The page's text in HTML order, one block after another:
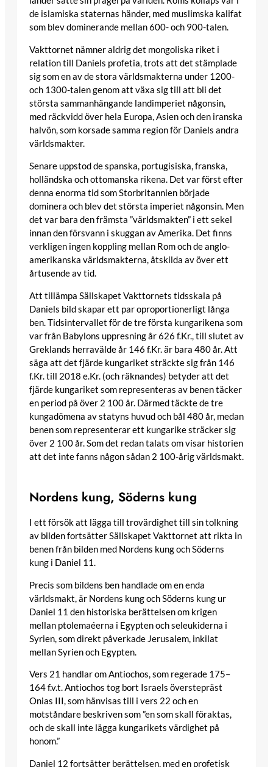
de islamiska staternas händer, med muslimska kalifat
som blev dominerande mellan 600- och 900-talen.
Vakttornet nämner aldrig det mongoliska riket i
relation till Daniels profetia, trots att det stämplade
sig som en av de stora världsmakterna under 1200-
och 1300-talen genom att växa sig till att bli det
största sammanhängande landimperiet någonsin,
med räckvidd över hela Europa, Asien och den iranska
halvön, som korsade samma region för Daniels andra
världsmakter.
Senare uppstod de spanska, portugisiska, franska,
holländska och ottomanska rikena. Det var först efter
denna enorma tid som Storbritannien började
dominera och blev det största imperiet någonsin. Men
det var bara den främsta ”världsmakten” i ett sekel
innan den försvann i skuggan av Amerika. Det finns
verkligen ingen koppling mellan Rom och de anglo-
amerikanska världsmakterna, åtskilda av över ett
årtusende av tid.
Att tillämpa Sällskapet Vakttornets tidsskala på
Daniels bild skapar ett par oproportionerligt långa
ben. Tidsintervallet för de tre första kungarikena som
var från Babylons uppresning år 626 f.Kr., till slutet av
Greklands herravälde år 146 f.Kr. är bara 480 år. Att
säga att det fjärde kungariket sträckte sig från 146
f.Kr. till 2018 e.Kr. (och räknandes) betyder att det
fjärde kungariket som representeras av benen täcker
en period på över 2 100 år. Därmed täckte de tre
kungadömena av statyns huvud och bål 480 år, medan
benen som representerar ett kungarike sträcker sig
över 2 100 år. Som det redan talats om visar historien
att det inte fanns någon sådan 2 100-årig världsmakt.
Nordens kung, Söderns kung
I ett försök att lägga till trovärdighet till sin tolkning
av bilden fortsätter Sällskapet Vakttornet att rikta in
benen från bilden med Nordens kung och Söderns
kung i Daniel 11.
Precis som bildens ben handlade om en enda
världsmakt, är Nordens kung och Söderns kung ur
Daniel 11 den historiska berättelsen om krigen
mellan ptolemaéerna i Egypten och seleukiderna i
Syrien, som direkt påverkade Jerusalem, inkilat
mellan Syrien och Egypten.
Vers 21 handlar om Antiochos, som regerade 175–
164 f.v.t. Antiochos tog bort Israels överstepräst
Onias III, som hänvisas till i vers 22 och en
motståndare beskriven som ”en som skall föraktas,
och de skall inte lägga kungarikets värdighet på
honom.”
Daniel 12 fortsätter berättelsen, med en profetisk